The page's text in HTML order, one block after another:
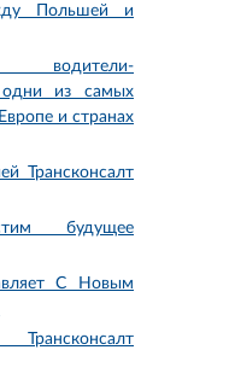
Польшей и
из самых
и странах
Трансконсалт
будущее
С Новым